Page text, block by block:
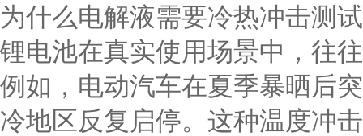
为什么电解液需要冷热冲击测
锂电池在真实使用场景中，往
例如，电动汽车在夏季暴晒后
冷地区反复启停。这种温度冲